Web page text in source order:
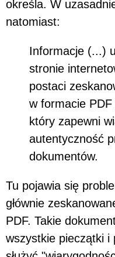
określa. W
natomiast:
Informacje (...)
stronie
postaci
w formacie
który zapewni
autentyczność
dokumentów.
Tu pojawia się
głównie
PDF. Takie
wszystkie pieczątki i